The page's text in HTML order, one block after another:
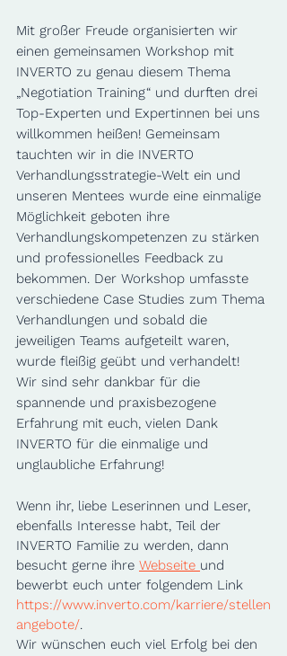
Mit großer Freude organisierten wir
einen gemeinsamen Workshop mit
INVERTO zu genau diesem Thema
„Negotiation Training“ und durften drei
Top-Experten und Expertinnen bei uns
willkommen heißen! Gemeinsam
tauchten wir in die INVERTO
Verhandlungsstrategie-Welt ein und
unseren Mentees wurde eine einmalige
Möglichkeit geboten ihre
Verhandlungskompetenzen zu stärken
und professionelles Feedback zu
bekommen. Der Workshop umfasste
verschiedene Case Studies zum Thema
Verhandlungen und sobald die
jeweiligen Teams aufgeteilt waren,
wurde fleißig geübt und verhandelt!
Wir sind sehr dankbar für die
spannende und praxisbezogene
Erfahrung mit euch, vielen Dank
INVERTO für die einmalige und
unglaubliche Erfahrung!
Wenn ihr, liebe Leserinnen und Leser,
ebenfalls Interesse habt, Teil der
INVERTO Familie zu werden, dann
besucht gerne ihre Webseite und
bewerbt euch unter folgendem Link
https://www.inverto.com/karriere/stellen
angebote/.
Wir wünschen euch viel Erfolg bei den